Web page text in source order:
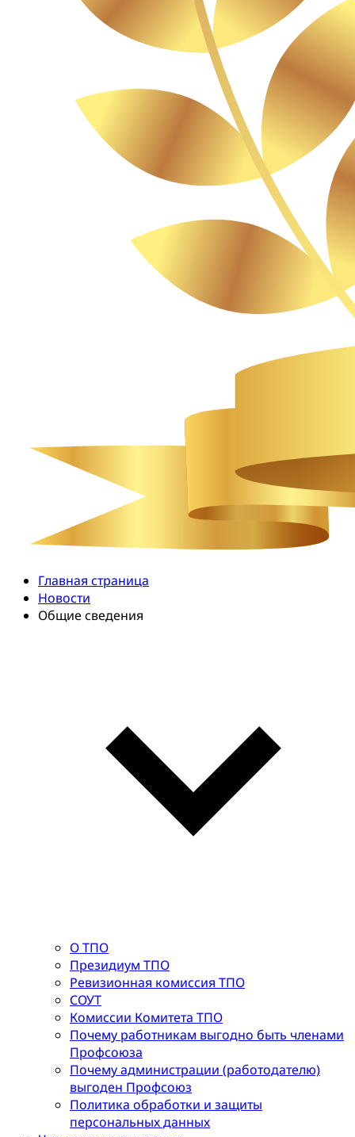
Главная страница
Новости
Общие сведения
О ТПО
Президиум ТПО
Ревизионная комиссия ТПО
СОУТ
Комиссии Комитета ТПО
Почему работникам выгодно быть членами
Профсоюза
Почему администрации (работодателю)
выгоден Профсоюз
Политика обработки и защиты
персональных данных